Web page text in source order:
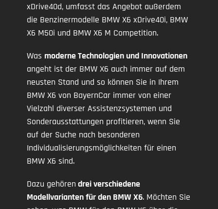
xDrive40d, umfasst das Angebot außerdem
die Benzinermodelle BMW X6 xDrive40i, BMW
X6 M50i und BMW X6 M Competition.
Was moderne Technologien und Innovationen
angeht ist der BMW X6 auch immer auf dem
neusten Stand und so können Sie in Ihrem
BMW X6 von BayernCar immer von einer
Vielzahl diverser Assistenzsystemen und
Sonderausstattungen profitieren, wenn Sie
auf der Suche nach besonderen
Individualisierungsmöglichkeiten für einen
BMW X6 sind.
Dazu gehören drei verschiedene
Modellvarianten für den BMW X6. Möchten Sie